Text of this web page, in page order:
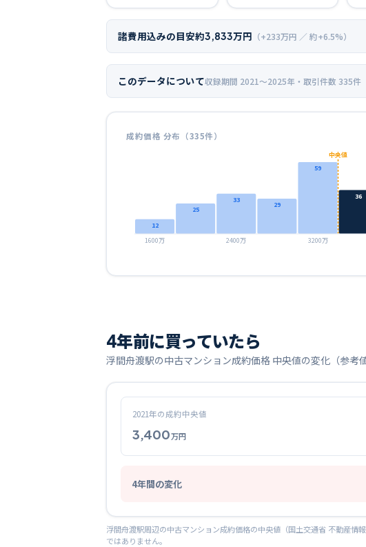
諸費用込みの目安約3,833万円 （+233万円 ／ 約+6.5%）
このデータについて収録期間 2021〜2025年 ・取引件数 335件
成約価格 分布（335件）
12
25
33
29
59
36
1600万 2400万 3200万
中央値
4年前に買っていたら
浮間舟渡駅の中古マンション成約価格 中央値の変化（参考値
2021年の成約中央値
3,400万円
4年間の変化
浮間舟渡駅周辺の中古マンション成約価格の中央値（国土交通省 不動産情
ではありません。